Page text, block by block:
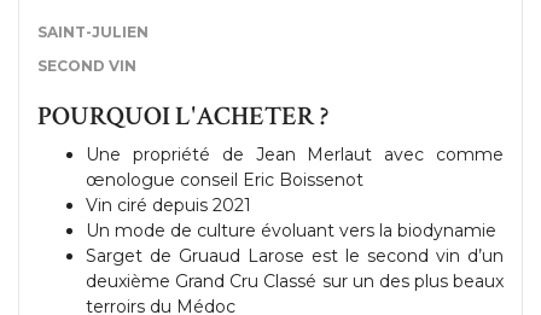
SAINT-JULIEN
SECOND VIN
POURQUOI L'ACHETER ?
Une propriété de Jean Merlaut avec comme
œnologue conseil Eric Boissenot
Vin ciré depuis 2021
Un mode de culture évoluant vers la biodynamie
Sarget de Gruaud Larose est le second vin d’un
deuxième Grand Cru Classé sur un des plus beaux
terroirs du Médoc